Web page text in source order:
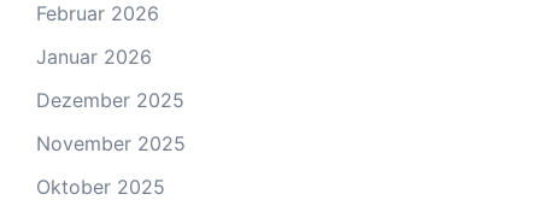
Februar 2026
Januar 2026
Dezember 2025
November 2025
Oktober 2025